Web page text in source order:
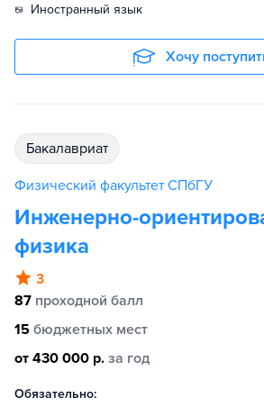
иностранный язык
Хочу
бакалавриат
Физический факультет СПбГУ
Инженерно-
физика
3
87 проходной балл
15 бюджетных мест
от 430 000 р. за год
Обязательно: